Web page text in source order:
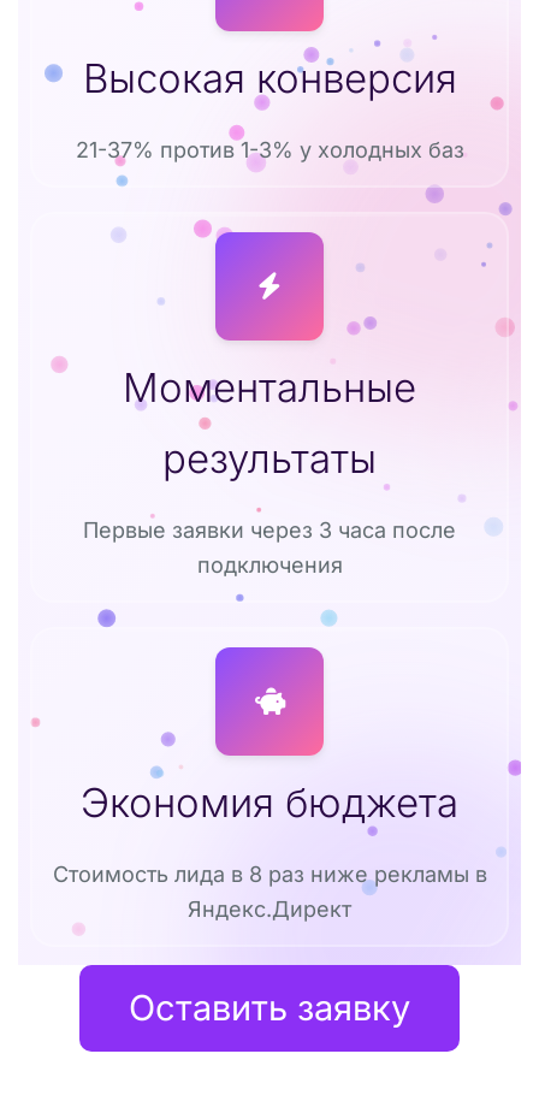
Высокая конверсия
21-37% против 1-3% у холодных баз
Моментальные
результаты
Первые заявки через 3 часа после
подключения
Экономия бюджета
Стоимость лида в 8 раз ниже рекламы в
Яндекс.Директ
Оставить заявку